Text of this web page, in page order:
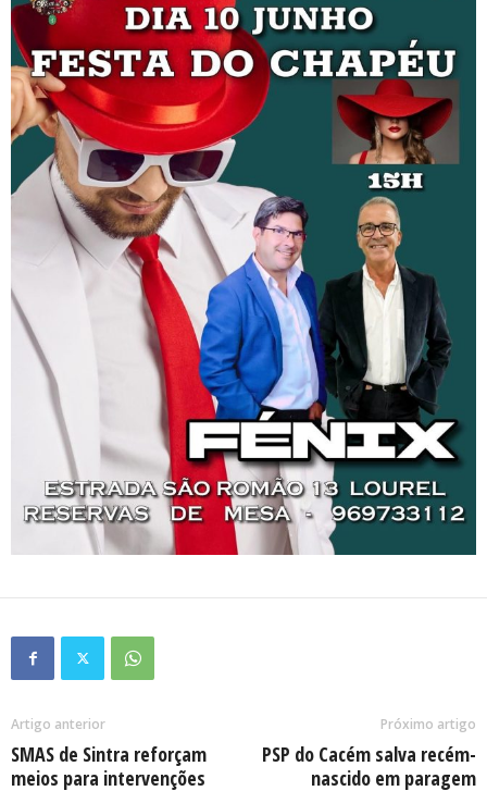
Artigo anterior
SMAS de Sintra reforçam
meios para intervenções
Próximo artigo
PSP do Cacém salva recém-
nascido em paragem